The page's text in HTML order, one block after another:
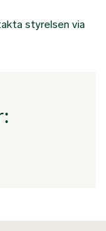
styrelsen via